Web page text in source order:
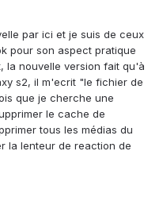
par ici et je suis de ceux
pour son aspect pratique
la nouvelle version fait qu'à
s2, il m'ecrit "le fichier de
que je cherche une
le cache de
tous les médias du
la lenteur de reaction de